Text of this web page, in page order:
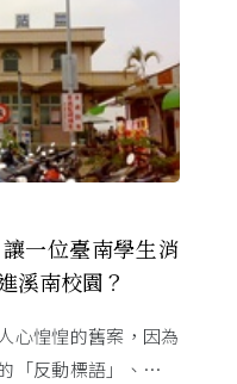
一位臺南學生消
溪南校園？
心惶惶的舊案，因為
「反動標語」、一段